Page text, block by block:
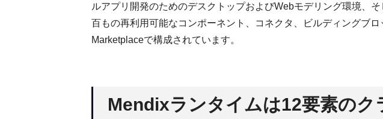
ルアプリ開発のためのデスクトップおよびWebモデリング環境、
百もの再利用可能なコンポーネント、コネクタ、ビルディングブ
Marketplaceで構成されています。
Mendixランタイムは12要素のク